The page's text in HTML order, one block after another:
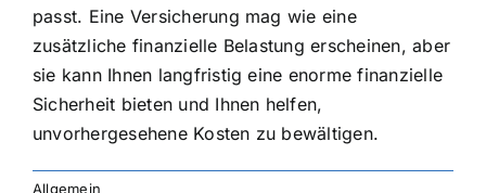
passt. Eine Versicherung mag wie eine
zusätzliche finanzielle Belastung erscheinen, aber
sie kann Ihnen langfristig eine enorme finanzielle
Sicherheit bieten und Ihnen helfen,
unvorhergesehene Kosten zu bewältigen.
Allgemein